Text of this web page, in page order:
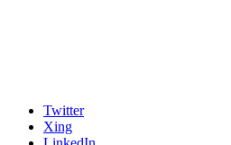
Twitter
Xing